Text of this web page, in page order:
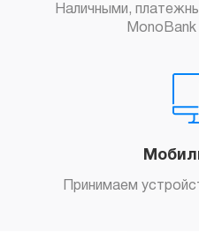
Наличными,
Принимаем